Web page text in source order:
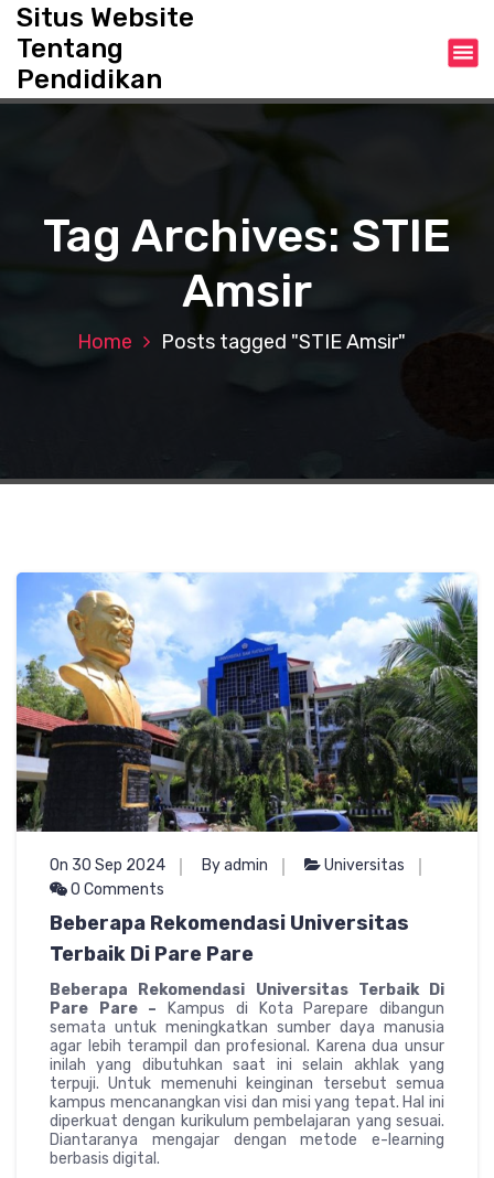
t
Situs Website
Tentang
Pendidikan
Tag Archives: STIE
Amsir
Home Posts tagged "STIE Amsir"
On 30 Sep 2024 By admin
Universitas
0 Comments
Beberapa Rekomendasi Universitas
Terbaik Di Pare Pare
Beberapa Rekomendasi Universitas Terbaik Di
Pare Pare –
Kampus di Kota Parepare dibangun
semata untuk meningkatkan sumber daya manusia
agar lebih terampil dan profesional. Karena dua unsur
inilah yang dibutuhkan saat ini selain akhlak yang
terpuji. Untuk memenuhi keinginan tersebut semua
kampus mencanangkan visi dan misi yang tepat. Hal ini
diperkuat dengan kurikulum pembelajaran yang sesuai.
Diantaranya mengajar dengan metode e-learning
berbasis digital.